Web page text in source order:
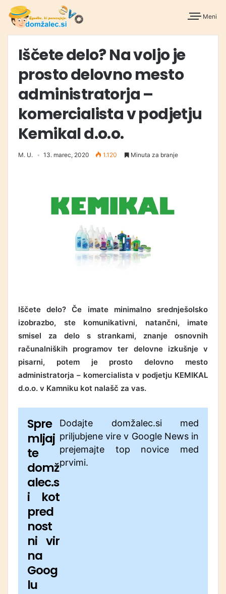
Meni
Iščete delo? Na voljo je
prosto delovno mesto
administratorja –
komercialista v podjetju
Kemikal d.o.o.
M. U. 13. marec, 2020 1.120 Minuta za branje
Iščete delo? Če imate minimalno srednješolsko
izobrazbo, ste komunikativni, natančni, imate
smisel za delo s strankami, znanje osnovnih
računalniških programov ter delovne izkušnje v
pisarni, potem je prosto delovno mesto
administratorja – komercialista v podjetju KEMIKAL
d.o.o. v Kamniku kot nalašč za vas.
Spre
mljaj
te
domž
alec.s
i kot
pred
nost
ni vir
na
Goog
lu
Dodajte domžalec.si med
priljubjene vire v Google News in
prejemajte top novice med
prvimi.